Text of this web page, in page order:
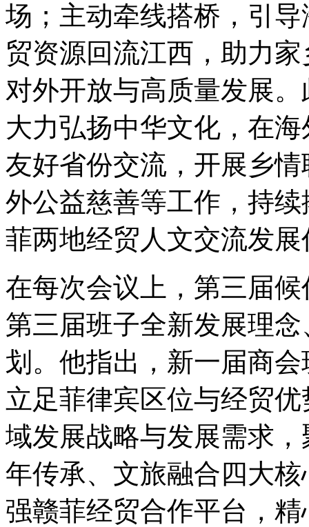
场；主动牵线搭桥，引
贸资源回流江西，助力
对外开放与高质量发展
大力弘扬中华文化，在
友好省份交流，开展乡
外公益慈善等工作，持
菲两地经贸人文交流发
在每次会议上，第三届
第三届班子全新发展理
划。他指出，新一届商
立足菲律宾区位与经贸
域发展战略与发展需求
年传承、文旅融合四大
强赣菲经贸合作平台，